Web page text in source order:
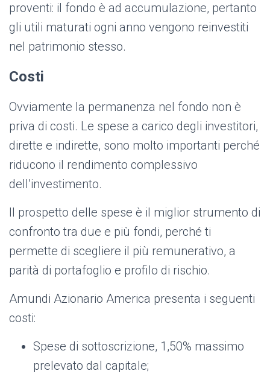
proventi: il fondo è ad accumulazione, pertanto
gli utili maturati ogni anno vengono reinvestiti
nel patrimonio stesso.
Costi
Ovviamente la permanenza nel fondo non è
priva di costi. Le spese a carico degli investitori,
dirette e indirette, sono molto importanti perché
riducono il rendimento complessivo
dell’investimento.
Il prospetto delle spese è il miglior strumento di
confronto tra due e più fondi, perché ti
permette di scegliere il più remunerativo, a
parità di portafoglio e profilo di rischio.
Amundi Azionario America presenta i seguenti
costi:
Spese di sottoscrizione, 1,50% massimo
prelevato dal capitale;